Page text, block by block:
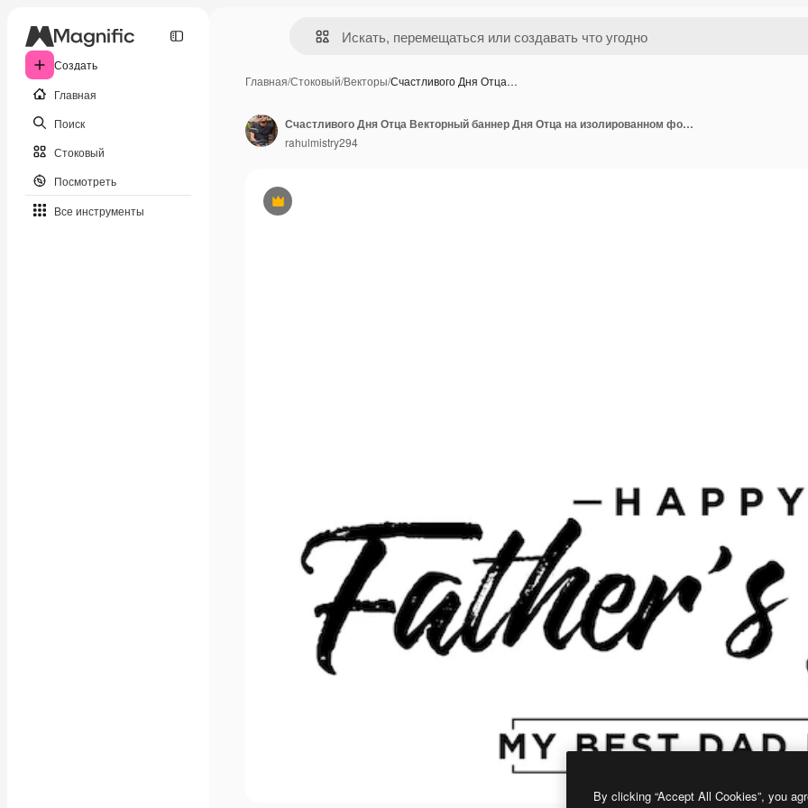
Создать
Главная
Поиск
Стоковый
Посмотреть
Все инструменты
Главная/Стоковый/Векторы/Счастливого Дня Отца…
Премиум
Счастливого Дня Отца Векторный баннер Дня Отца на изолированном фоне Текст Дня Отца Вектора
rahulmistry294
By clicking “Accept All Cookies”, you